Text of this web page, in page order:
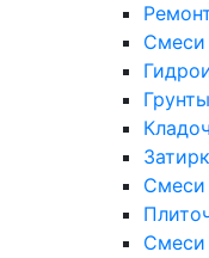
Смеси
Грунты
Смеси
Смеси